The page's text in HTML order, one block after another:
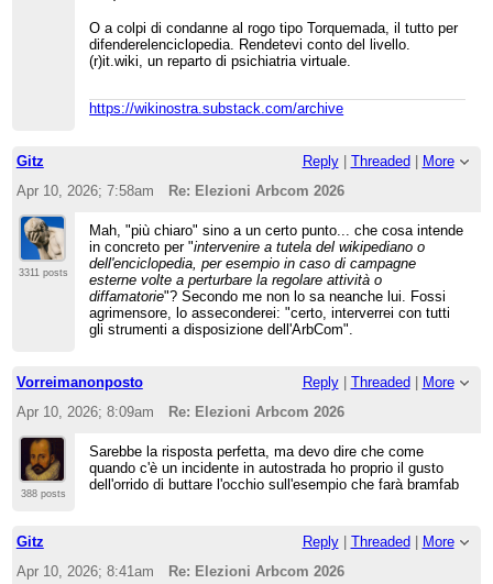
O a colpi di condanne al rogo tipo Torquemada, il tutto per
difenderelenciclopedia. Rendetevi conto del livello.
(r)it.wiki, un reparto di psichiatria virtuale.
https://wikinostra.substack.com/archive
Gitz Reply| Threaded
More
Apr 10, 2026; 7:58am
Re: Elezioni Arbcom 2026
3311 posts
Mah, "più chiaro" sino a un certo punto... che cosa intende
in concreto per "intervenire a tutela del wikipediano o
dell'enciclopedia, per esempio in caso di campagne
esterne volte a perturbare la regolare attività o
diffamatorie"? Secondo me non lo sa neanche lui. Fossi
agrimensore, lo asseconderei: "certo, interverrei con tutti
gli strumenti a disposizione dell'ArbCom".
Vorreimanonposto Reply| Threaded
More
Apr 10, 2026; 8:09am
Re: Elezioni Arbcom 2026
388 posts
Sarebbe la risposta perfetta, ma devo dire che come
quando c'è un incidente in autostrada ho proprio il gusto
dell'orrido di buttare l'occhio sull'esempio che farà bramfab
Gitz Reply| Threaded
More
Apr 10, 2026; 8:41am
Re: Elezioni Arbcom 2026